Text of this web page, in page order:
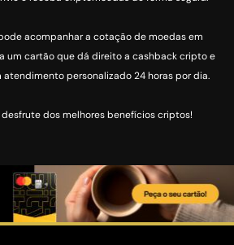
acompanhar a cotação de moedas em
um cartão que dá direito a cashback cripto e
personalizado 24 horas por dia.
dos melhores benefícios criptos!